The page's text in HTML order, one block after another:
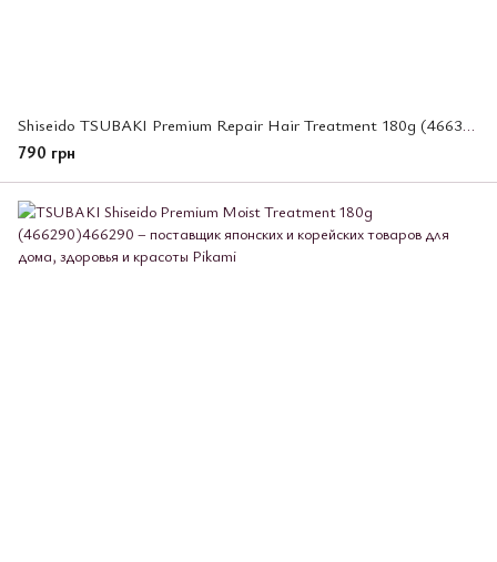
Shiseido TSUBAKI Premium Repair Hair Treatment 180g (466313)
790 грн